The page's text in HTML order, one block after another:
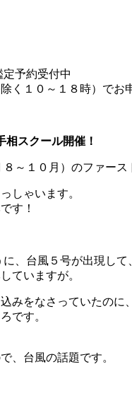
予約受付中
く１０～１８時）でお
スクール開催！
～１０月）のファース
しゃいます。
す！
、台風５号が出現して
ていますが。
をなさっていたのに
です。
、台風の話題です。